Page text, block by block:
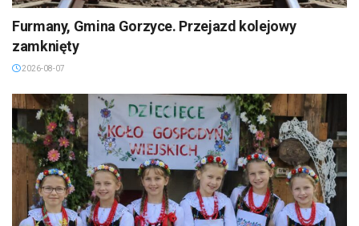
Furmany, Gmina Gorzyce. Przejazd kolejowy
zamknięty
2026-08-07